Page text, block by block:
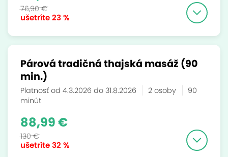
ušetríte23 %
76,90 €
Párová tradičná thajská masáž (90
min.)
Platnosť od 4.3.2026 do 31.8.2026 2 osoby
90
minút
ušetríte32 %
88,99 €
130 €